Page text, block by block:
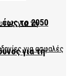
έως το 2050
για τη